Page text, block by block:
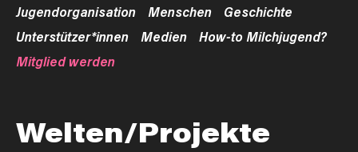
Jugendorganisation Menschen
Geschichte
Unterstützer*innen
Medien
How-to Milchjugend?
Mitglied werden
Welten/Projekte